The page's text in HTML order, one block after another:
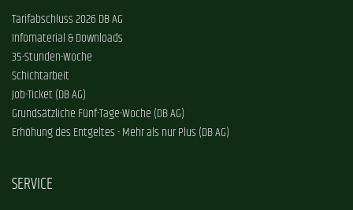
Tarifabschluss 2026 DB AG
Infomaterial & Downloads
35-Stunden-Woche
Schichtarbeit
Job-Ticket (DB AG)
Grundsätzliche Fünf-Tage-Woche (DB AG)
Erhöhung des Entgeltes - Mehr als nur Plus (DB AG)
SERVICE